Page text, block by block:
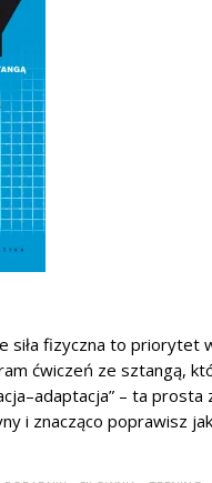
siła fizyczna to priorytet
ćwiczeń ze sztangą,
– ta
i znacząco poprawisz